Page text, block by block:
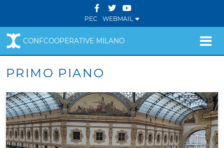
PEC WEBMAIL
CONFCOOPERATIVE MILANO
PRIMO PIANO